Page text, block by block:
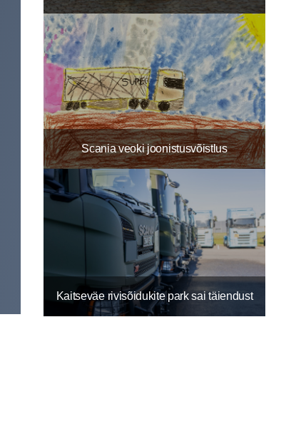
Scania veoki joonistusvõistlus
Kaitseväe rivisõidukite park sai täiendust